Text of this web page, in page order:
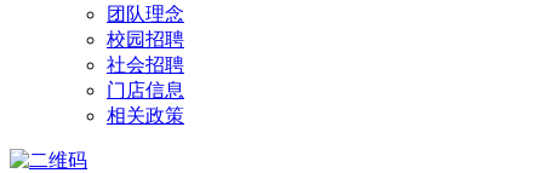
团队理念
校园招聘
社会招聘
门店信息
相关政策